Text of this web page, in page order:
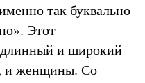
так буквально
Этот
и широкий
и женщины. Со